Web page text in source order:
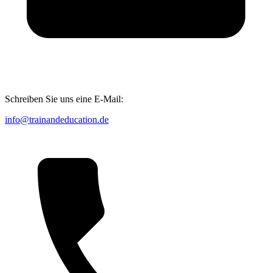
Schreiben Sie uns eine E-Mail:
info@trainandeducation.de